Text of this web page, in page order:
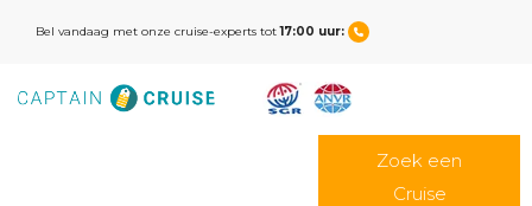
Bel vandaag met onze cruise-experts tot17:00 uur:
Zoek een
Cruise